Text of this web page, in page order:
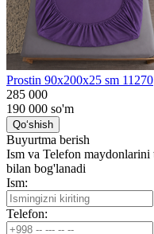
Prostin 90x200x25 sm 11270
285 000
190 000 so'm
Qo‘shish
Buyurtma berish
Ism va Telefon
bilan bog'lanadi
Ism:
Telefon: